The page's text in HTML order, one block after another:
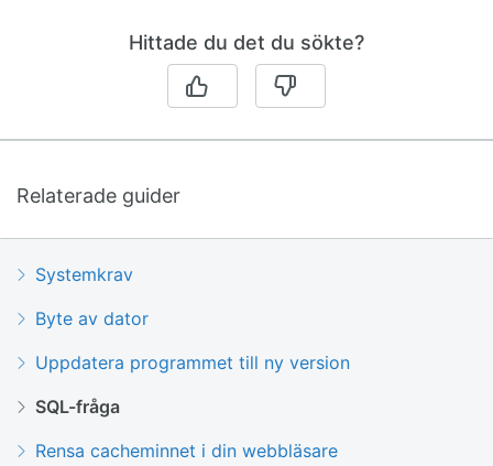
Hittade du det du sökte?
Relaterade guider
Systemkrav
Byte av dator
Uppdatera programmet till ny version
SQL-fråga
Rensa cacheminnet i din webbläsare